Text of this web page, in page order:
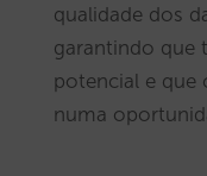
qualidade dos
garantindo que
potencial e que
numa